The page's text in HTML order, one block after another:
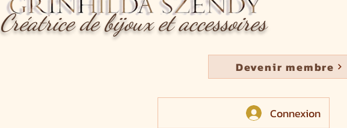
Créatrice de bijoux et accessoires
Devenir membre
Connexion